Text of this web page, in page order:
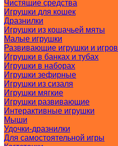
Чистящие средства
Игрушки для кошек
Дразнилки
Игрушки из кошачьей мяты
Малые игрушки
Развивающие игрушки и
Игрушки в банках и тубах
Игрушки в наборах
Игрушки зефирные
Игрушки из сизаля
Игрушки мягкие
Игрушки развивающие
Интерактивные игрушки
Мыши
Удочки-дразнилки
Для самостоятельной игры